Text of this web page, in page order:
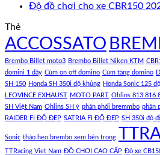
Độ đồ chơi cho xe CBR150
Thẻ
ACCOSSATO
Brembo Billet moto3 Brembo Billet Niken KTM
domini 1 dây Cùm on off domino Cùm tăng domino
SH 150 Honda SH 350i độ khủng Honda Sonic 125
LEOVINCE EXHAUST MOTO PART Ohlins 813 816
SH Việt Nam Ohlins SH ý phân phối bremmbo phân
RAIDER FI ĐỘ ĐẸP SATRIA FI ĐỘ ĐẸP SH 350i độ
Sonic tháo heo brembo xem bên trong
TTRacing Viet Nam ĐỒ CHƠI CAO CẤP Độ xe